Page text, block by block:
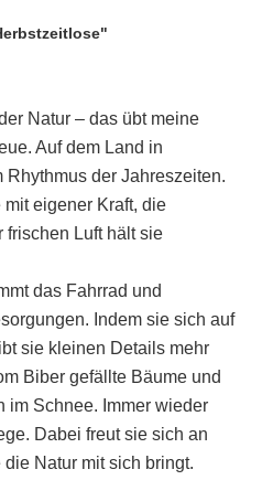
Natur – das übt meine
Auf dem Land in
Rhythmus der Jahreszeiten.
eigener Kraft, die
frischen Luft hält sie
das Fahrrad und
Indem sie sich auf
sie kleinen Details mehr
Biber gefällte Bäume und
im Schnee. Immer wieder
Dabei freut sie sich an
Natur mit sich bringt.